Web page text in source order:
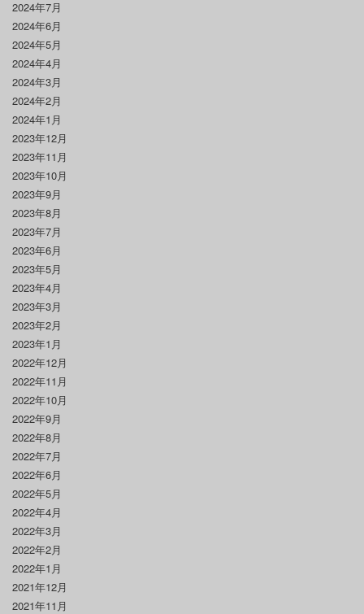
2024年7月
2024年6月
2024年5月
2024年4月
2024年3月
2024年2月
2024年1月
2023年12月
2023年11月
2023年10月
2023年9月
2023年8月
2023年7月
2023年6月
2023年5月
2023年4月
2023年3月
2023年2月
2023年1月
2022年12月
2022年11月
2022年10月
2022年9月
2022年8月
2022年7月
2022年6月
2022年5月
2022年4月
2022年3月
2022年2月
2022年1月
2021年12月
2021年11月